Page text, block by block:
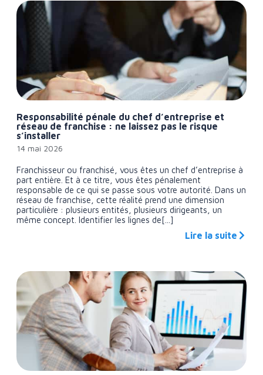
Responsabilité pénale du chef d’entreprise et
réseau de franchise : ne laissez pas le risque
s’installer
14 mai 2026
Franchisseur ou franchisé, vous êtes un chef d’entreprise à
part entière. Et à ce titre, vous êtes pénalement
responsable de ce qui se passe sous votre autorité. Dans un
réseau de franchise, cette réalité prend une dimension
particulière : plusieurs entités, plusieurs dirigeants, un
même concept. Identifier les lignes de[...]
Lire la suite